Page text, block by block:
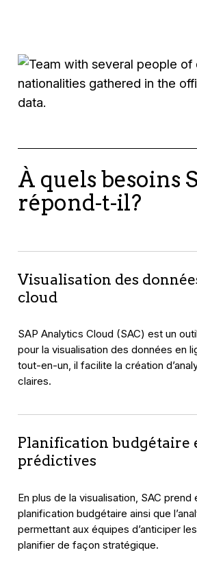
À quels besoins
répond-t-il?
Visualisation des
cloud
SAP Analytics Cloud (SAC) est un
pour la visualisation des données en
tout-en-un, il facilite la création
claires.
Planification budgétaire
prédictives
En plus de la visualisation, SAC prend
planification budgétaire ainsi que
permettant aux équipes d’anticiper
planifier de façon stratégique.